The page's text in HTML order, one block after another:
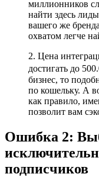
миллионников
найти здесь
вашего же
охватом легче
2. Цена
достигать до
бизнес, то
по кошельку. А
как правило,
позволит вам
Ошибка 2:
подписчиков